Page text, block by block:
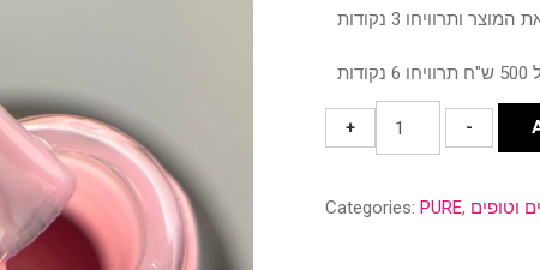
+
טופ
ורוד
ללא
-
Categories: PURE, וטופים